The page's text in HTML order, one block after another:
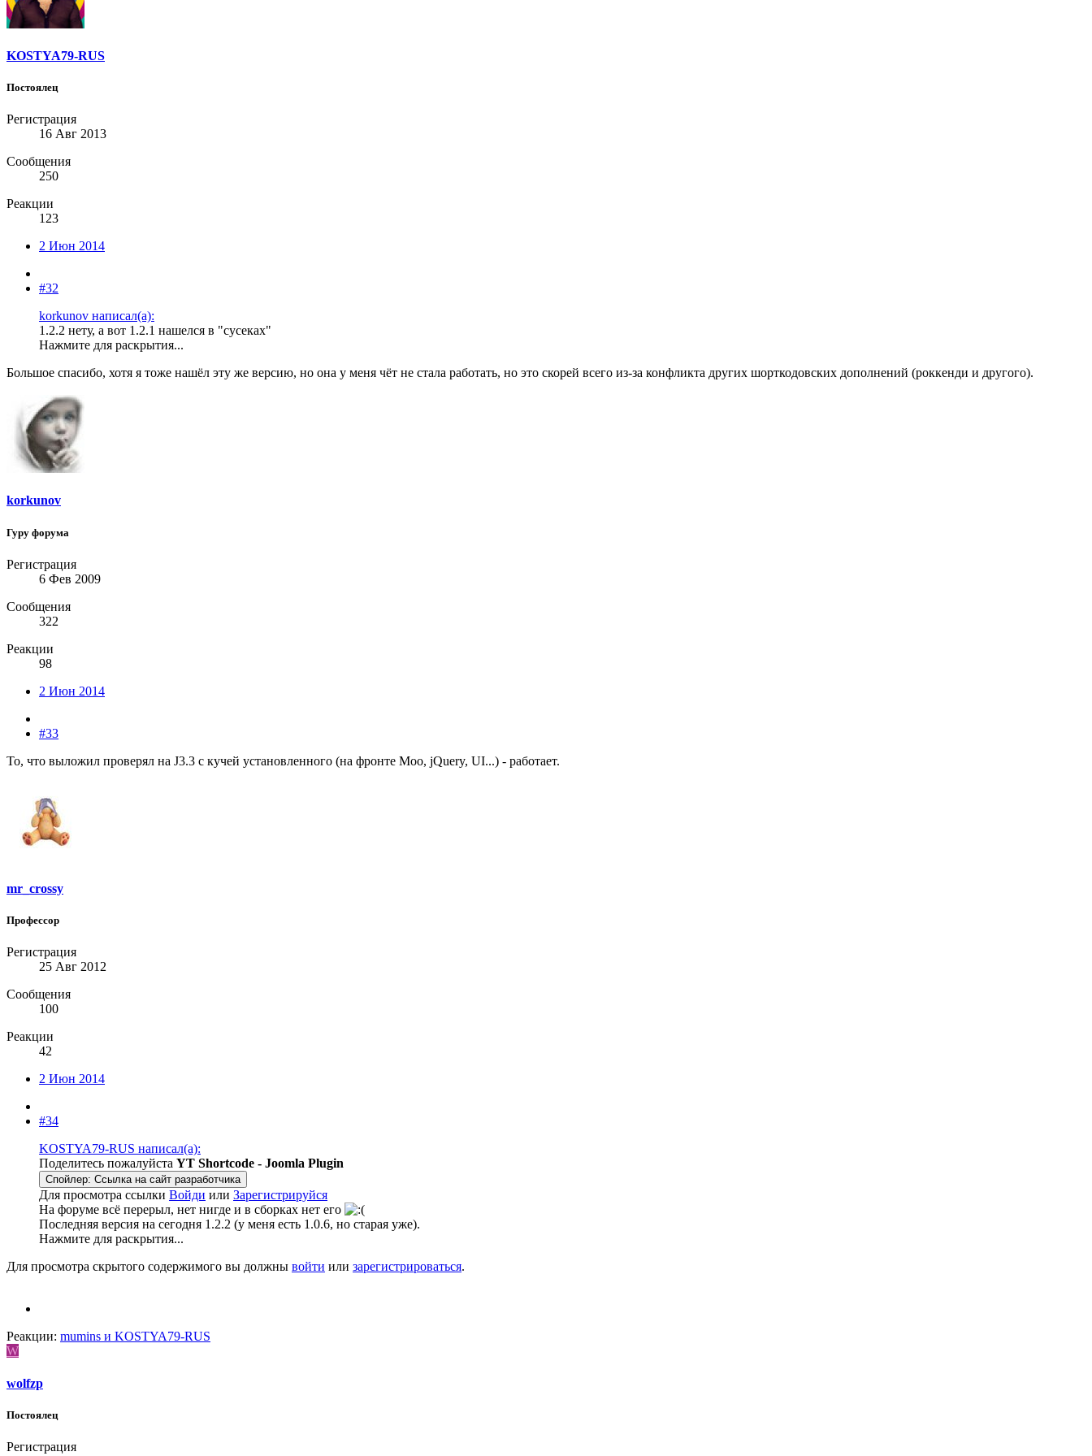
KOSTYA79-RUS
Постоялец
Регистрация
16 Авг 2013
Сообщения
250
Реакции
123
2 Июн 2014
#32
korkunov написал(а):
1.2.2 нету, а вот 1.2.1 нашелся в "сусеках"
Нажмите для раскрытия...
Большое спасибо, хотя я тоже нашёл эту же версию, но она у меня чёт не стала работать, но это скорей всего из-за конфликта других шорткодовских дополнений (роккенди и другого).
korkunov
Гуру форума
Регистрация
6 Фев 2009
Сообщения
322
Реакции
98
2 Июн 2014
#33
То, что выложил проверял на J3.3 с кучей установленного (на фронте Moo, jQuery, UI...) - работает.
mr_crossy
Профессор
Регистрация
25 Авг 2012
Сообщения
100
Реакции
42
2 Июн 2014
#34
KOSTYA79-RUS написал(а):
Поделитесь пожалуйста YT Shortcode - Joomla Plugin
Спойлер: Ссылка на сайт разработчика
Для просмотра ссылки Войди или Зарегистрируйся
На форуме всё перерыл, нет нигде и в сборках нет его
Последняя версия на сегодня 1.2.2 (у меня есть 1.0.6, но старая уже).
Нажмите для раскрытия...
Для просмотра скрытого содержимого вы должны войти или зарегистрироваться.
Реакции: mumins и KOSTYA79-RUS
W
wolfzp
Постоялец
Регистрация